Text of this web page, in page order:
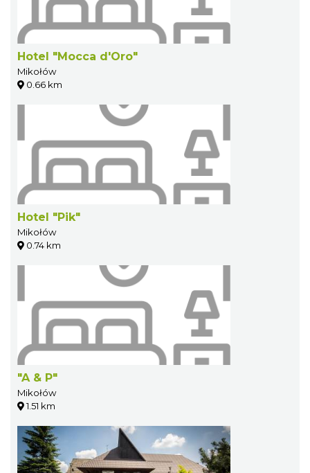
Hotel "Mocca d'Oro"
Mikołów
0.66 km
Hotel "Pik"
Mikołów
0.74 km
"A & P"
Mikołów
1.51 km